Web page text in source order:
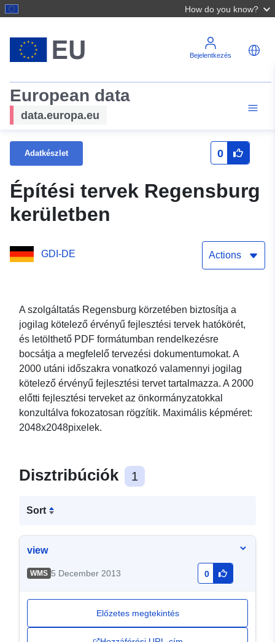
How do you know?
Bejelentkezés
European data
data.europa.eu
Adatkészlet 0
Építési tervek Regensburg
kerületben
GDI-DE Actions
A szolgáltatás Regensburg körzetében biztosítja a
jogilag kötelező érvényű fejlesztési tervek hatókörét,
és letölthető PDF formátumban rendelkezésre
bocsátja a megfelelő tervezési dokumentumokat. A
2000 utáni időszakra vonatkozó valamennyi jogilag
kötelező érvényű fejlesztési tervet tartalmazza. A 2000
előtti fejlesztési terveket az önkormányzatokkal
konzultálva fokozatosan rögzítik. Maximális képméret:
2048x2048pixelek.
Disztribúciók 1
Sort
view
WMS 5 December 2013 0
Előzetes megtekintés